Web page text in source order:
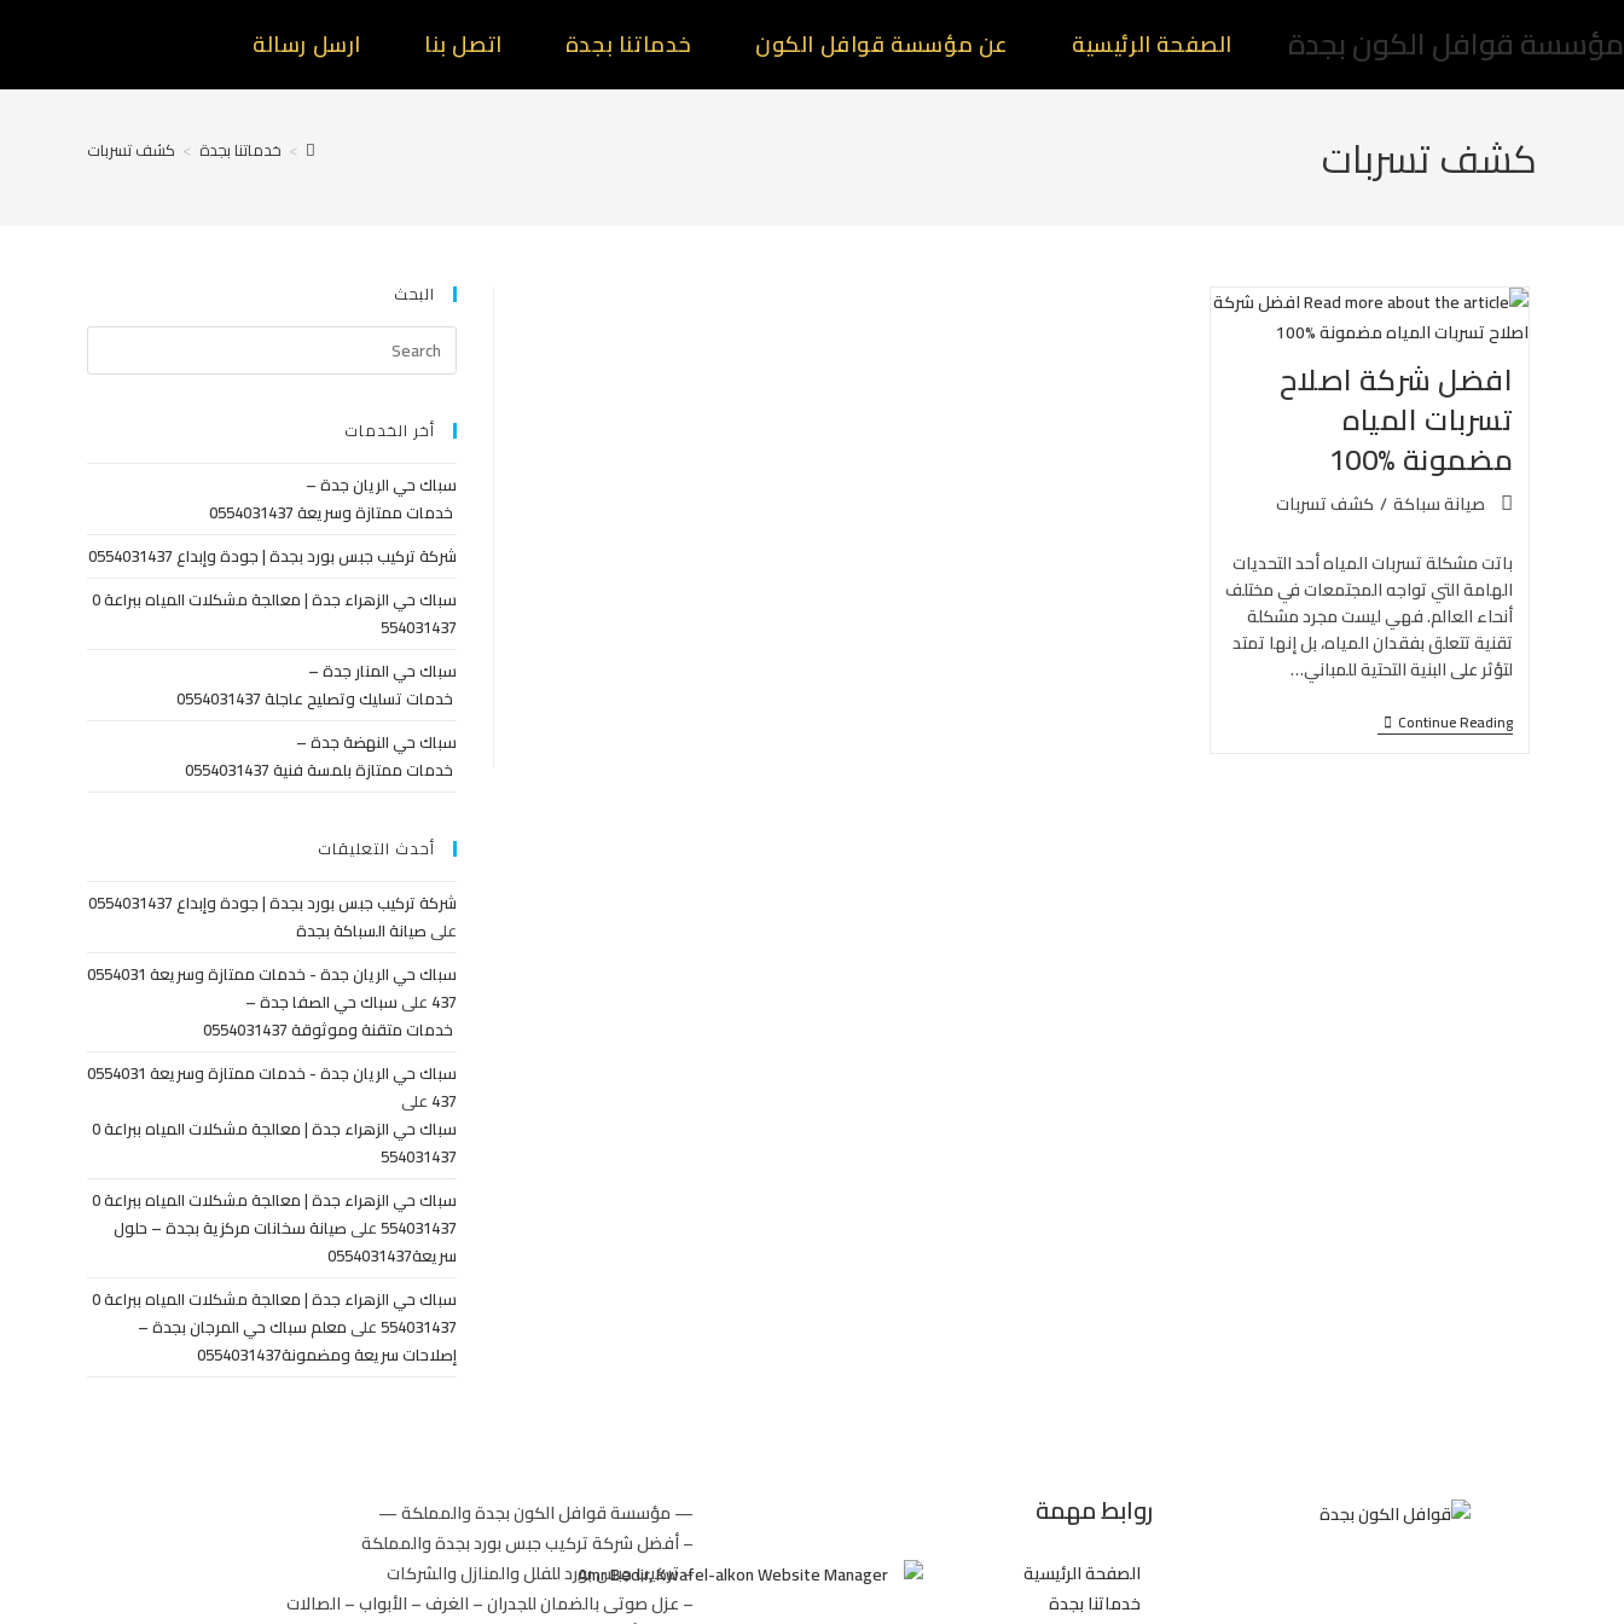
مؤسسة قوافل الكون بجدة الصفحة الرئيسية عن مؤسسة قوافل الكون خدماتنا بجدة اتصل بنا ارسل رسالة
كشف تسربات > خدماتنا بجدة > كشف تسربات
افضل شركة اصلاح
تسربات المياه
مضمونة %100
صيانة سباكة / كشف تسربات
باتت مشكلة تسربات المياه أحد التحديات
الهامة التي تواجه المجتمعات في مختلف
أنحاء العالم. فهي ليست مجرد مشكلة
تقنية تتعلق بفقدان المياه، بل إنها تمتد
لتؤثر على البنية التحتية للمباني…
Continue Reading
البحث
أخر الخدمات
سباك حي الريان جدة –
خدمات ممتازة وسريعة 0554031437
شركة تركيب جبس بورد بجدة | جودة وإبداع 0554031437
سباك حي الزهراء جدة | معالجة مشكلات المياه ببراعة 0
554031437
سباك حي المنار جدة –
خدمات تسليك وتصليح عاجلة 0554031437
سباك حي النهضة جدة –
خدمات ممتازة بلمسة فنية 0554031437
أحدث التعليقات
شركة تركيب جبس بورد بجدة | جودة وإبداع 0554031437
علىصيانة السباكة بجدة
سباك حي الريان جدة - خدمات ممتازة وسريعة 0554031
437 علىسباك حي الصفا جدة –
خدمات متقنة وموثوقة 0554031437
سباك حي الريان جدة - خدمات ممتازة وسريعة 0554031
437 على
سباك حي الزهراء جدة | معالجة مشكلات المياه ببراعة 0
554031437
سباك حي الزهراء جدة | معالجة مشكلات المياه ببراعة 0
554031437علىصيانة سخانات مركزية بجدة – حلول
سريعة0554031437
سباك حي الزهراء جدة | معالجة مشكلات المياه ببراعة 0
554031437علىمعلم سباك حي المرجان بجدة –
إصلاحات سريعة ومضمونة0554031437
روابط مهمة
الصفحة الرئيسية
خدماتنا بجدة
— مؤسسة قوافل الكون بجدة والمملكة —
– أفضل شركة تركيب جبس بورد بجدة والمملكة
– تركيب جبس بورد للفلل والمنازل والشركات
– عزل صوتى بالضمان للجدران – الغرف – الأبواب – الصالات